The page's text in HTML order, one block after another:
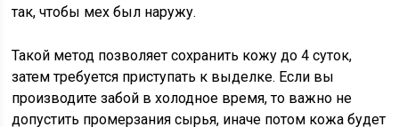
так, чтобы мех был наружу.
Такой метод позволяет сохранить кожу до 4 суток,
затем требуется приступать к выделке. Если вы
производите забой в холодное время, то важно не
допустить промерзания сырья, иначе потом кожа будет